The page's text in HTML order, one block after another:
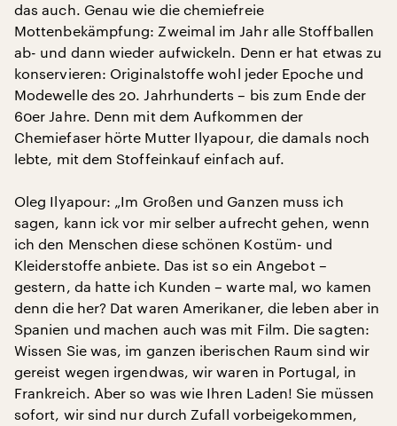
das auch. Genau wie die chemiefreie
Mottenbekämpfung: Zweimal im Jahr alle Stoffballen
ab- und dann wieder aufwickeln. Denn er hat etwas zu
konservieren: Originalstoffe wohl jeder Epoche und
Modewelle des 20. Jahrhunderts – bis zum Ende der
60er Jahre. Denn mit dem Aufkommen der
Chemiefaser hörte Mutter Ilyapour, die damals noch
lebte, mit dem Stoffeinkauf einfach auf.
Oleg Ilyapour: „Im Großen und Ganzen muss ich
sagen, kann ick vor mir selber aufrecht gehen, wenn
ich den Menschen diese schönen Kostüm- und
Kleiderstoffe anbiete. Das ist so ein Angebot –
gestern, da hatte ich Kunden – warte mal, wo kamen
denn die her? Dat waren Amerikaner, die leben aber in
Spanien und machen auch was mit Film. Die sagten:
Wissen Sie was, im ganzen iberischen Raum sind wir
gereist wegen irgendwas, wir waren in Portugal, in
Frankreich. Aber so was wie Ihren Laden! Sie müssen
sofort, wir sind nur durch Zufall vorbeigekommen,